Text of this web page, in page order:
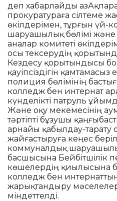
деп хабарлайды
прокуратураға сілтеме
өкілдерімен, тұрғын үй-
шаруашылық бөлімі және
аналар комитеті
осы тексерудің
Кездесу қорытындысы
қауіпсіздігін қамтамасыз
полиция бөлімінің
колледж бен интернат
күнделікті патруль
Және оқу мекемесінің
тәртіпті бұзушы
арнайы қабылдау-тарату
жайғастыруға кеңес
коммуналдық
басшысына Бейбітшілік
көшелердің қиылысына
колледж бен
жарықтандыру
міндеттелді.